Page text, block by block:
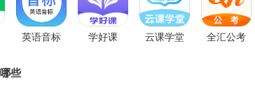
英语音标 学好课 云课学堂 全汇公考
些